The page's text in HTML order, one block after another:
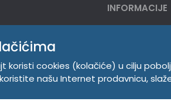
INFORMACIJE
Politika
koristi cookies (kolačiće) u cilju
našu Internet prodavnicu,